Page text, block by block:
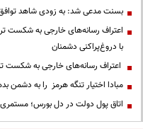
بسنت مدعی شد: به زودی شاهد توافق
اعتراف رسانه‌های خارجی به شکست
با دروغ‌پراکنی دشمنان
اعتراف رسانه‌های خارجی به شکست
مبادا اختیار تنگه هرمز را به دشمن
اتاق پول دولت در دل بورس؛ مستمری